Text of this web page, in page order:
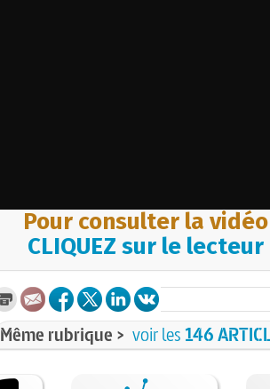
Pour consulter la vidéo
CLIQUEZ sur le lecteur
Même rubrique > voir les 146